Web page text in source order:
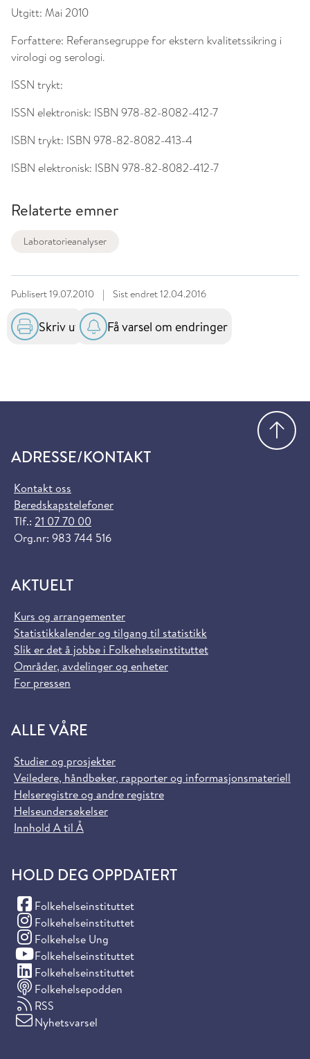
Utgitt: Mai 2010
Forfattere: Referansegruppe for ekstern kvalitetssikring i
virologi og serologi.
ISSN trykt:
ISSN elektronisk: ISBN 978-82-8082-412-7
ISBN trykt: ISBN 978-82-8082-413-4
ISBN elektronisk: ISBN 978-82-8082-412-7
Relaterte emner
Laboratorieanalyser
Publisert19.07.2010 | Sist endret12.04.2016
Skriv ut Få varsel om endringer
ADRESSE/KONTAKT
Kontakt oss
Beredskapstelefoner
Tlf.: 21 07 70 00
Org.nr: 983 744 516
AKTUELT
Kurs og arrangementer
Statistikkalender og tilgang til statistikk
Slik er det å jobbe i Folkehelseinstituttet
Områder, avdelinger og enheter
For pressen
ALLE VÅRE
Studier og prosjekter
Veiledere, håndbøker, rapporter og informasjonsmateriell
Helseregistre og andre registre
Helseundersøkelser
Innhold A til Å
HOLD DEG OPPDATERT
Folkehelseinstituttet
(Facebook)
Folkehelseinstituttet
(Instagram)
Folkehelse Ung
(Instagram)
Folkehelseinstituttet
(YouTube)
Folkehelseinstituttet
(LinkedIn)
Folkehelsepodden
RSS
Nyhetsvarsel